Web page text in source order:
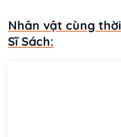
Nhân vật cùng
Sĩ Sách: